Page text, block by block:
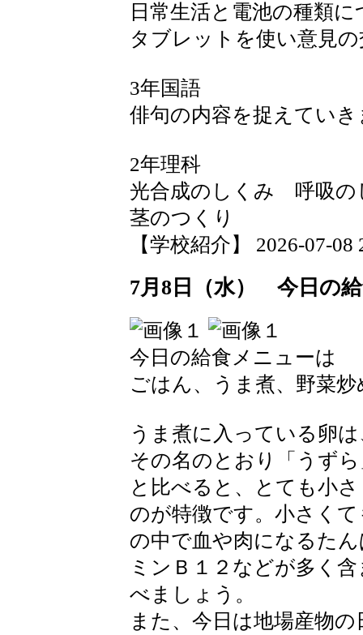
日常生活と電池の種類
タブレットを使い意見
3年国語
俳句の内容を捉えていき
2年理科
光合成のしくみ 呼吸
茎のつくり
【学校紹介】 2026-07-08
7月8日（水） 今日の
今日の給食メニューは
ごはん、うま煮、野菜
うま煮に入っている卵
その名のとおり「うず
と比べると、とても小
のが特徴です。小さく
の中で血や肉になるた
ミンＢ１２などが多く
べましょう。
また、今日は地場産物